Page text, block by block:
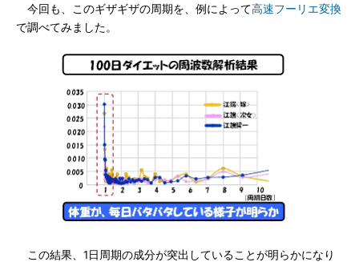
今回も、このギザギザの周期を、例によって高速フーリエ変換
で調べてみました。
この結果、1日周期の成分が突出していることが明らかになり